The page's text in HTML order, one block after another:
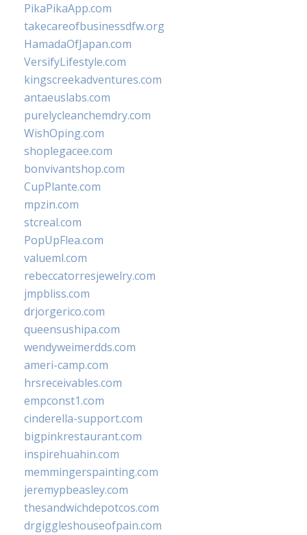
PikaPikaApp.com
takecareofbusinessdfw.org
HamadaOfJapan.com
VersifyLifestyle.com
kingscreekadventures.com
antaeuslabs.com
purelycleanchemdry.com
WishOping.com
shoplegacee.com
bonvivantshop.com
CupPlante.com
mpzin.com
stcreal.com
PopUpFlea.com
valueml.com
rebeccatorresjewelry.com
jmpbliss.com
drjorgerico.com
queensushipa.com
wendyweimerdds.com
ameri-camp.com
hrsreceivables.com
empconst1.com
cinderella-support.com
bigpinkrestaurant.com
inspirehuahin.com
memmingerspainting.com
jeremypbeasley.com
thesandwichdepotcos.com
drgiggleshouseofpain.com